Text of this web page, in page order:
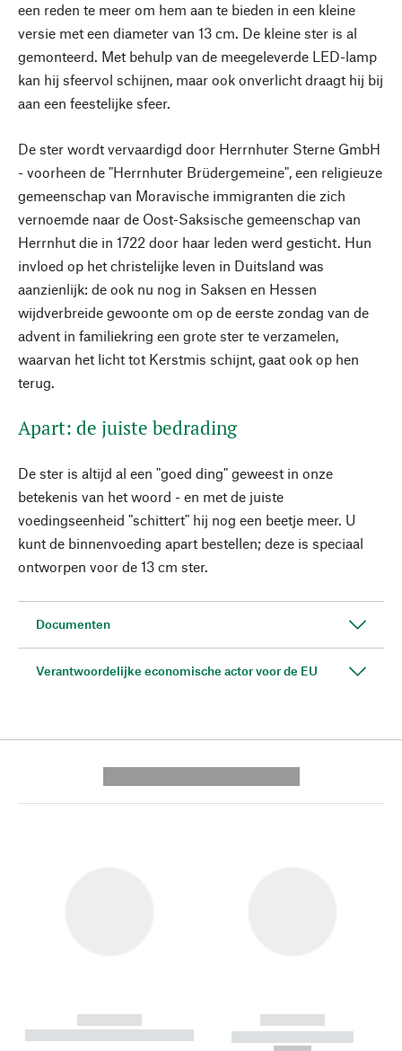
een reden te meer om hem aan te bieden in een kleine
versie met een diameter van 13 cm. De kleine ster is al
gemonteerd. Met behulp van de meegeleverde LED-lamp
kan hij sfeervol schijnen, maar ook onverlicht draagt hij bij
aan een feestelijke sfeer.
De ster wordt vervaardigd door Herrnhuter Sterne GmbH
- voorheen de "Herrnhuter Brüdergemeine", een religieuze
gemeenschap van Moravische immigranten die zich
vernoemde naar de Oost-Saksische gemeenschap van
Herrnhut die in 1722 door haar leden werd gesticht. Hun
invloed op het christelijke leven in Duitsland was
aanzienlijk: de ook nu nog in Saksen en Hessen
wijdverbreide gewoonte om op de eerste zondag van de
advent in familiekring een grote ster te verzamelen,
waarvan het licht tot Kerstmis schijnt, gaat ook op hen
terug.
Apart: de juiste bedrading
De ster is altijd al een "goed ding" geweest in onze
betekenis van het woord - en met de juiste
voedingseenheid "schittert" hij nog een beetje meer. U
kunt de binnenvoeding apart bestellen; deze is speciaal
ontworpen voor de 13 cm ster.
Documenten
Verantwoordelijke economische actor voor de EU
------------
----------- ----------- --------
------------
----------- -----------